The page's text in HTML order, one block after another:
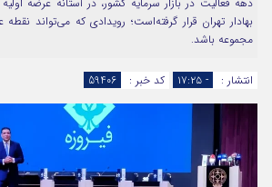
بهادار تهران قرار گرفته‌است؛ رویدادی که می‌تواند
مجموعه باشد.
انتشار : - ۱۷:۲۵ کد خبر : 59406